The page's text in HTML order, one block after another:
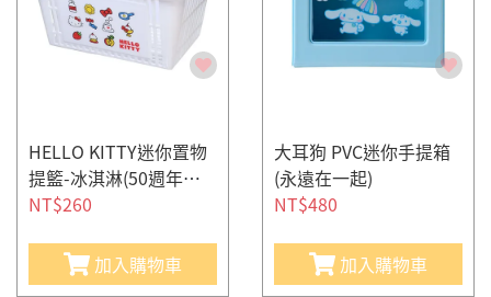
HELLO KITTY迷你置物
提籃-冰淇淋(50週年紀
念-經典生活)
NT$260
加入購物車
大耳狗 PVC迷你手提箱
(永遠在一起)
NT$480
加入購物車